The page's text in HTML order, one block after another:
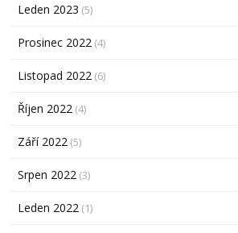
Leden 2023 (5)
Prosinec 2022 (4)
Listopad 2022 (6)
Říjen 2022 (4)
Září 2022 (5)
Srpen 2022 (3)
Leden 2022 (1)